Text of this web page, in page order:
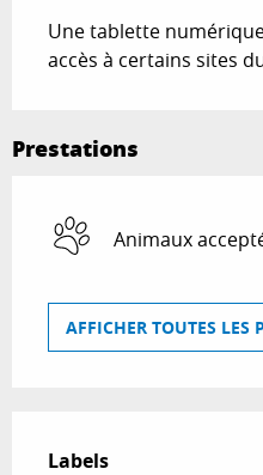
Une tablette
accès à certains sites
Prestations
Animaux
AFFICHER TOUTES LES
Labels
Labels